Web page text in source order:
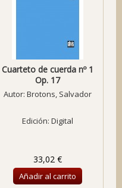
Cuarteto de cuerda nº 1
Op. 17
Autor: Brotons, Salvador
Edición: Digital
33,02 €
Añadir al carrito